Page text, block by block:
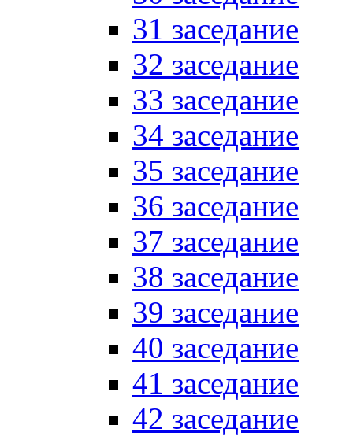
31 заседание
32 заседание
33 заседание
34 заседание
35 заседание
36 заседание
37 заседание
38 заседание
39 заседание
40 заседание
41 заседание
42 заседание